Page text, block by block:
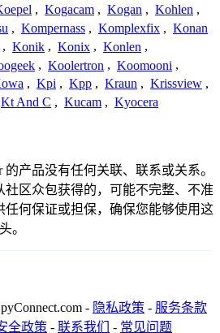
, Kogacam , Kogan , Kohlen ,
, Kompernass , Komplexfix , Konan
, Konik , Konix , Konlen ,
, Koolertron , Koomooni ,
, Kpi , Kpp , Kraun , Krissview ,
Kt And C , Kucam , Kyocera
的产品没有任何关联、联系或关系。
社区众包获得的，可能不完整、不准
任何保证或担保，确保您能够使用这
。
- 隐私政策 - 服务条款
全政策 - 联系我们 - 常见问题